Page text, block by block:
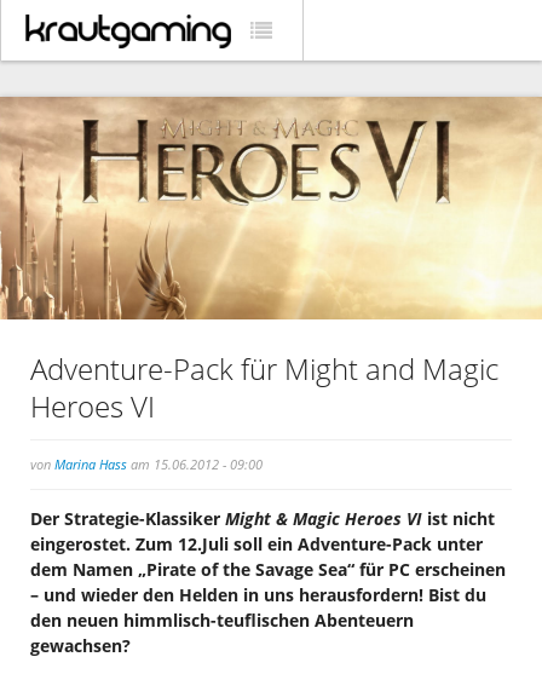
Adventure-Pack für Might and Magic
Heroes VI
von Marina Hass am 15.06.2012 - 09:00
Der Strategie-Klassiker Might & Magic Heroes VI ist nicht
eingerostet. Zum 12.Juli soll ein Adventure-Pack unter
dem Namen „Pirate of the Savage Sea“ für PC erscheinen
– und wieder den Helden in uns herausfordern! Bist du
den neuen himmlisch-teuflischen Abenteuern
gewachsen?